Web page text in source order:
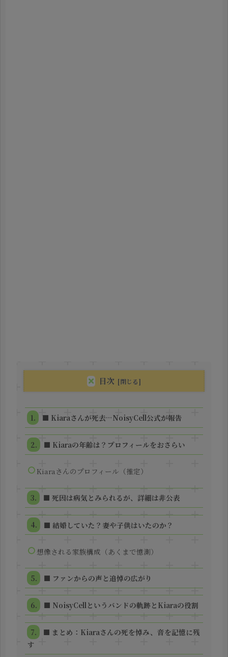
目次
■ Kiaraさんが死去…NoisyCell公式が報告
■ Kiaraの年齢は？プロフィールをおさらい
Kiaraさんのプロフィール（推定）
■ 死因は病気とみられるが、詳細は非公表
■ 結婚していた？妻や子供はいたのか？
想像される家族構成（あくまで憶測）
■ ファンからの声と追悼の広がり
■ NoisyCellというバンドの軌跡とKiaraの役割
■ まとめ：Kiaraさんの死を悼み、音を記憶に残
す